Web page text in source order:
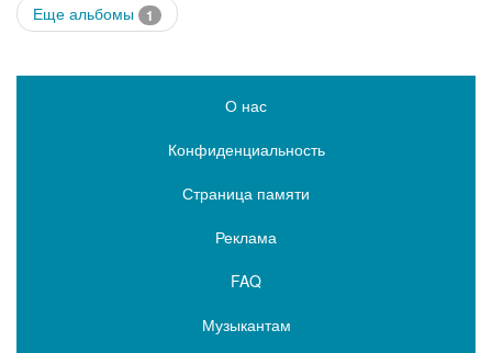
Еще альбомы 1
О нас
Конфиденциальность
Страница памяти
Реклама
FAQ
Музыкантам